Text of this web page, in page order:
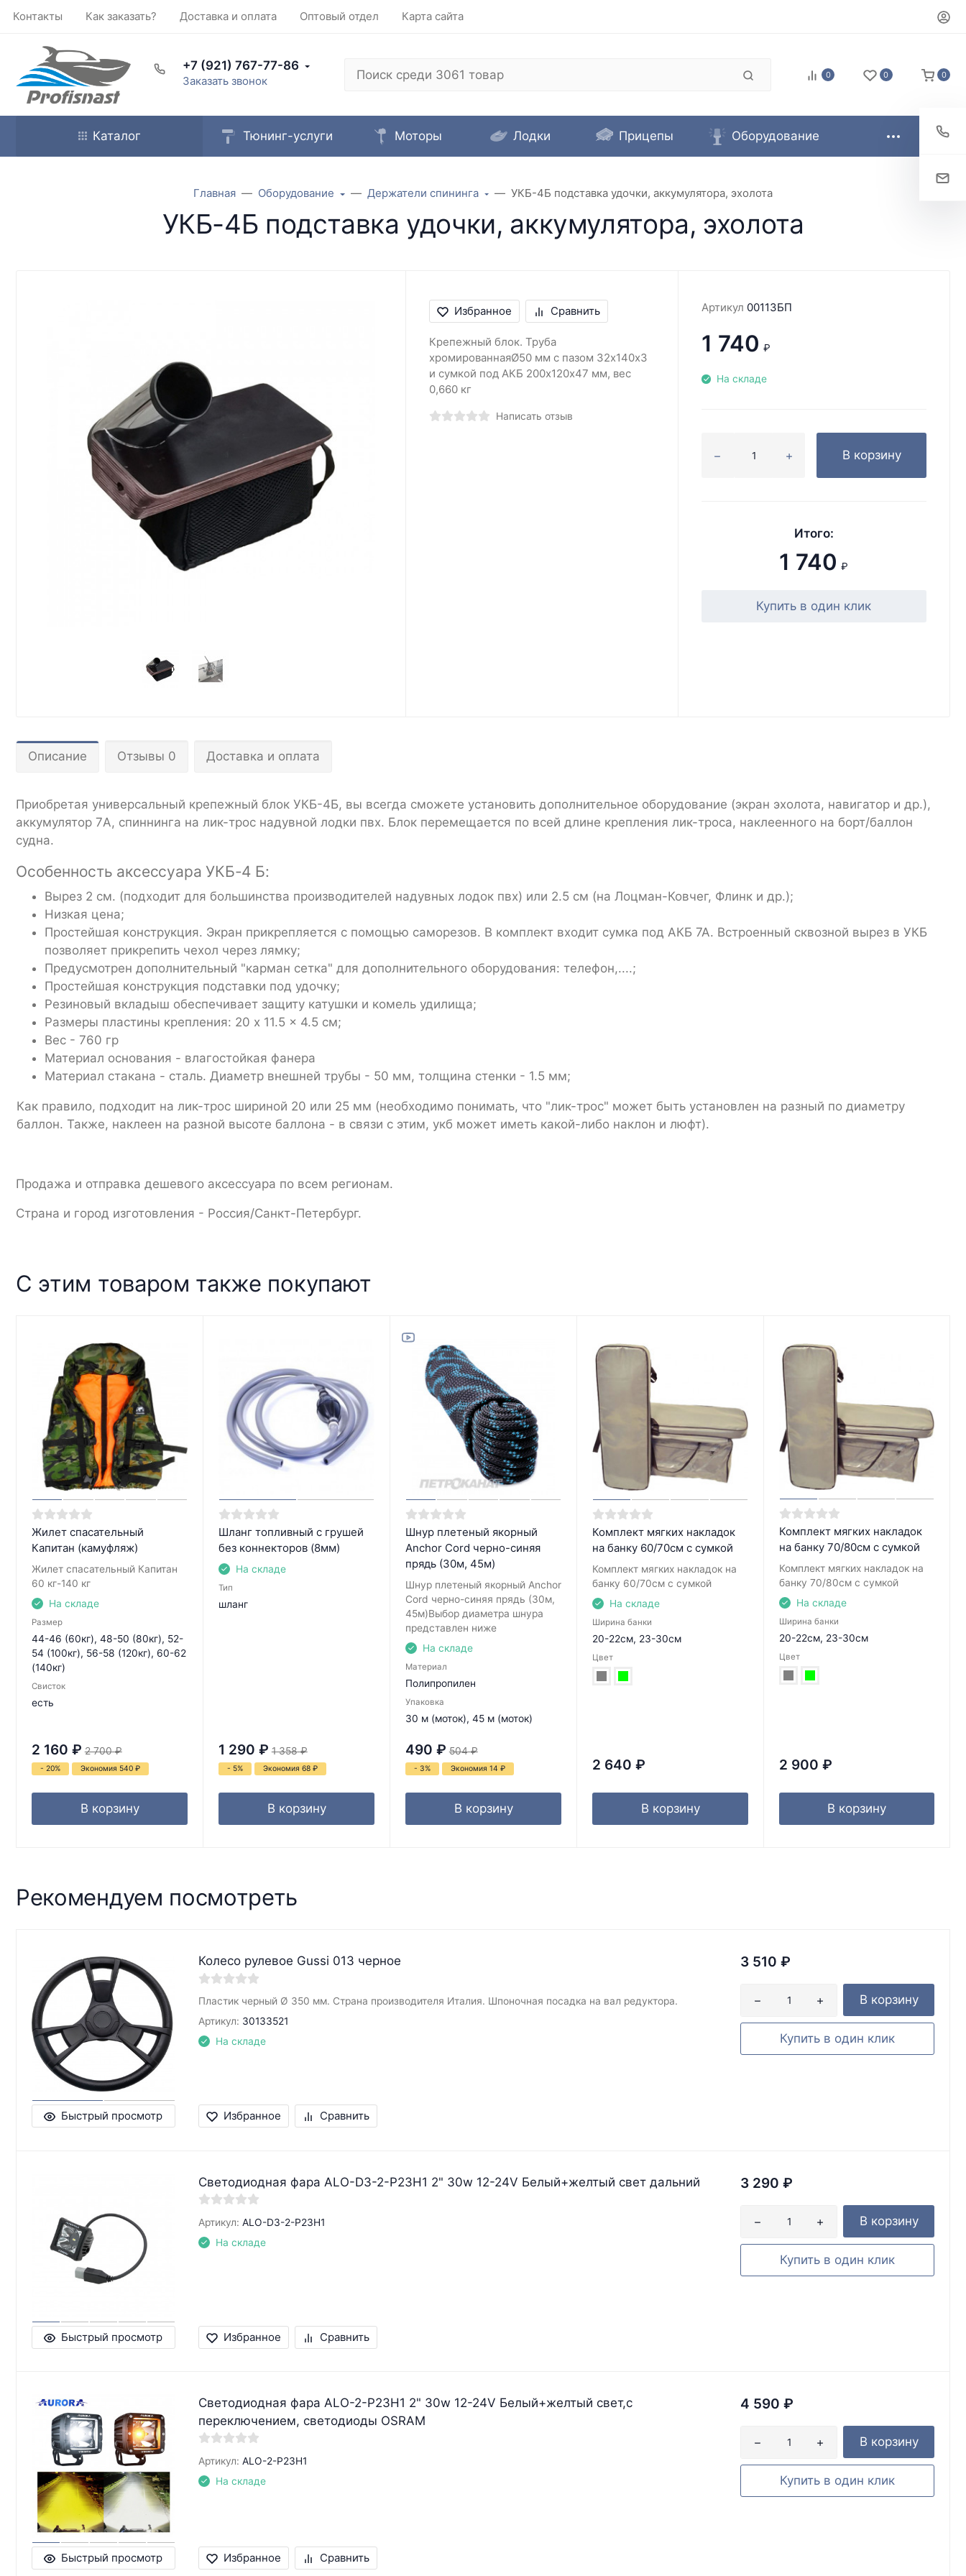
Контакты Как заказать? Доставка и оплата Оптовый отдел Карта сайта
+7 (921) 767-77-86
Заказать звонок 0 0 0
Каталог Тюнинг-услуги Моторы Лодки Прицепы Оборудование
Главная Оборудование Держатели спининга УКБ-4Б подставка удочки, аккумулятора, эхолота
УКБ-4Б подставка удочки, аккумулятора, эхолота
Избранное Сравнить
Крепежный блок. Труба
хромированнаяØ50 мм с пазом 32х140х3
и сумкой под АКБ 200х120х47 мм, вес
0,660 кг
Написать отзыв
Артикул 00113БП
1 740 ₽
На складе
В корзину
Итого:
1 740 ₽
Купить в один клик
Описание Отзывы 0 Доставка и оплата
Приобретая универсальный крепежный блок УКБ-4Б, вы всегда сможете установить дополнительное оборудование (экран эхолота, навигатор и др.),
аккумулятор 7A, спиннинга на лик-трос надувной лодки пвх. Блок перемещается по всей длине крепления лик-троса, наклеенного на борт/баллон
судна.
Особенность аксессуара УКБ-4 Б:
Вырез 2 см. (подходит для большинства производителей надувных лодок пвх) или 2.5 см (на Лоцман-Ковчег, Флинк и др.);
Низкая цена;
Простейшая конструкция. Экран прикрепляется с помощью саморезов. В комплект входит сумка под АКБ 7А. Встроенный сквозной вырез в УКБ
позволяет прикрепить чехол через лямку;
Предусмотрен дополнительный "карман сетка" для дополнительного оборудования: телефон,....;
Простейшая конструкция подставки под удочку;
Резиновый вкладыш обеспечивает защиту катушки и комель удилища;
Размеры пластины крепления: 20 x 11.5 x 4.5 см;
Вес - 760 гр
Материал основания - влагостойкая фанера
Материал стакана - сталь. Диаметр внешней трубы - 50 мм, толщина стенки - 1.5 мм;
Как правило, подходит на лик-трос шириной 20 или 25 мм (необходимо понимать, что "лик-трос" может быть установлен на разный по диаметру
баллон. Также, наклеен на разной высоте баллона - в связи с этим, укб может иметь какой-либо наклон и люфт).
Продажа и отправка дешевого аксессуара по всем регионам.
Страна и город изготовления - Россия/Санкт-Петербург.
С этим товаром также покупают
Жилет спасательный
Капитан (камуфляж)
Жилет спасательный Капитан
60 кг-140 кг
На складе
Размер
44-46 (60кг), 48-50 (80кг), 52-
54 (100кг), 56-58 (120кг), 60-62
(140кг)
Свисток
есть
2 160 ₽ 2 700 ₽
- 20% Экономия 540 ₽
В корзину
Шланг топливный с грушей
без коннекторов (8мм)
На складе
Тип
шланг
1 290 ₽ 1 358 ₽
- 5% Экономия 68 ₽
В корзину
Шнур плетеный якорный
Anchor Cord черно-синяя
прядь (30м, 45м)
Шнур плетеный якорный Anchor
Cord черно-синяя прядь (30м,
45м)Выбор диаметра шнура
представлен ниже
На складе
Материал
Полипропилен
Упаковка
30 м (моток), 45 м (моток)
490 ₽ 504 ₽
- 3% Экономия 14 ₽
В корзину
Комплект мягких накладок
на банку 60/70см с сумкой
Комплект мягких накладок на
банку 60/70см с сумкой
На складе
Ширина банки
20-22см, 23-30см
Цвет
2 640 ₽
В корзину
Комплект мягких накладок
на банку 70/80см с сумкой
Комплект мягких накладок на
банку 70/80см с сумкой
На складе
Ширина банки
20-22см, 23-30см
Цвет
2 900 ₽
В корзину
Рекомендуем посмотреть
Быстрый просмотр
Колесо рулевое Gussi 013 черное
Пластик черный Ø 350 мм. Страна производителя Италия. Шпоночная посадка на вал редуктора.
Артикул: 30133521
На складе
Избранное Сравнить
3 510 ₽
В корзину
Купить в один клик
Быстрый просмотр
Светодиодная фара ALO-D3-2-P23H1 2" 30w 12-24V Белый+желтый свет дальний
Артикул: ALO-D3-2-P23H1
На складе
Избранное Сравнить
3 290 ₽
В корзину
Купить в один клик
Быстрый просмотр
Светодиодная фара ALO-2-P23H1 2" 30w 12-24V Белый+желтый свет,с
переключением, светодиоды OSRAM
Артикул: ALO-2-P23H1
На складе
Избранное Сравнить
4 590 ₽
В корзину
Купить в один клик